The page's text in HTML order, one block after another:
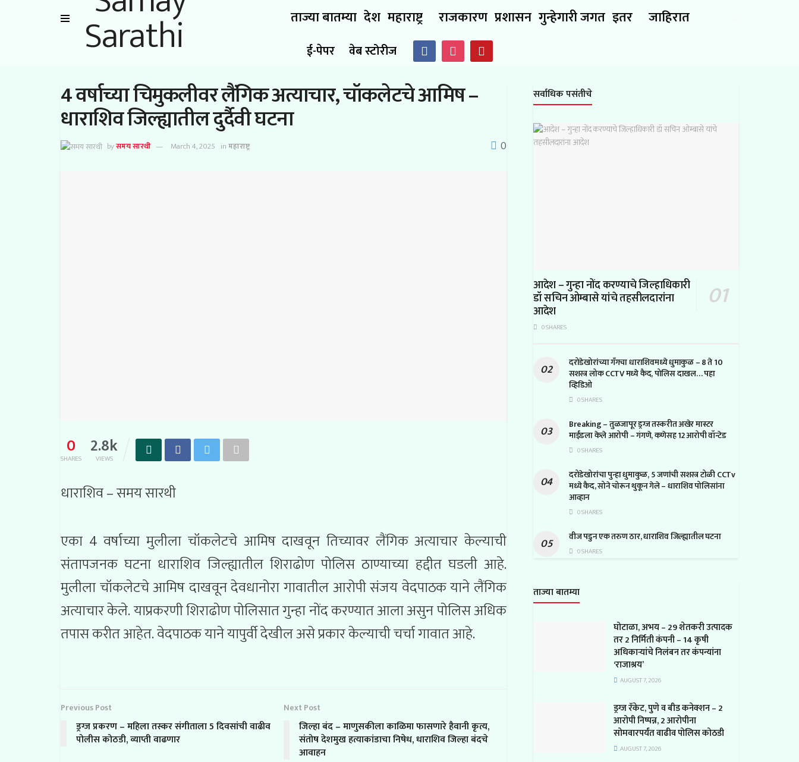
ताज्या बातम्या देश महाराष्ट्र राजकारण प्रशासन गुन्हेगारी जगत इतर जाहिरात
ई-पेपर वेब स्टोरीज
4 वर्षाच्या चिमुकलीवर लैंगिक अत्याचार, चॉकलेटचे आमिष –
धाराशिव जिल्ह्यातील दुर्दैवी घटना
byसमय सारथी March 4, 2025 inमहाराष्ट्र 0
0
SHARES 2.8k
VIEWS
धाराशिव – समय सारथी
एका 4 वर्षाच्या मुलीला चॉकलेटचे आमिष दाखवून तिच्यावर लैंगिक अत्याचार केल्याची
संतापजनक घटना धाराशिव जिल्ह्यातील शिराढोण पोलिस ठाण्याच्या हद्दीत घडली आहे.
मुलीला चॉकलेटचे आमिष दाखवून देवधानोरा गावातील आरोपी संजय वेदपाठक याने लैंगिक
अत्याचार केले. याप्रकरणी शिराढोण पोलिसात गुन्हा नोंद करण्यात आला असुन पोलिस अधिक
तपास करीत आहेत. वेदपाठक याने यापुर्वी देखील असे प्रकार केल्याची चर्चा गावात आहे.
Previous Post
ड्रग्ज प्रकरण – महिला तस्कर संगीताला 5 दिवसांची वाढीव
पोलीस कोठडी, व्याप्ती वाढणार
Next Post
जिल्हा बंद – माणुसकीला काळिमा फासणारे हैवानी कृत्य,
संतोष देशमुख हत्याकांडाचा निषेध, धाराशिव जिल्हा बंदचे
आवाहन
सर्वाधिक पसंतीचे
आदेश – गुन्हा नोंद करण्याचे जिल्हाधिकारी
डॉ सचिन ओम्बासे यांचे तहसीलदारांना
आदेश
0 SHARES
दरोडेखोरांच्या गँगचा धाराशिवमध्ये धुमाकुळ – 8 ते 10
सशस्त्र लोक CCTV मध्ये कैद, पोलिस दाखल… पहा
व्हिडिओ
0 SHARES
Breaking – तुळजापूर ड्रग्ज तस्करीत अखेर मास्टर
माईंडला केले आरोपी – गंगणे, कणेसह 12 आरोपी वॉन्टेड
0 SHARES
दरोडेखोरांचा पुन्हा धुमाकुळ, 5 जणांची सशस्त्र टोळी CCTv
मध्ये कैद, सोने चोरून थुकून गेले – धाराशिव पोलिसांना
आव्हान
0 SHARES
वीज पडुन एक तरुण ठार, धाराशिव जिल्ह्यातील घटना
0 SHARES
ताज्या बातम्या
घोटाळा, अभय – 29 शेतकरी उत्पादक
तर 2 निर्मिती कंपनी – 14 कृषी
अधिकाऱ्यांचे निलंबन तर कंपन्यांना
‘राजाश्रय’
AUGUST 7, 2026
ड्रग्ज रॅकेट, पुणे व बीड कनेक्शन – 2
आरोपी निष्पन्न, 2 आरोपीना
सोमवारपर्यंत वाढीव पोलिस कोठडी
AUGUST 7, 2026